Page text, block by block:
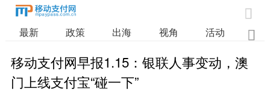

最新 政策 出海 视角 活动 业

移动支付网早报1.15：银联人事变动，澳
门上线支付宝“碰一下”